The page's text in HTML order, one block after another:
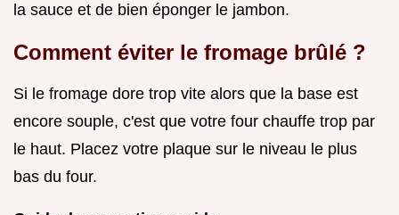
la sauce et de bien éponger le jambon.
Comment éviter le fromage brûlé ?
Si le fromage dore trop vite alors que la base est
encore souple, c'est que votre four chauffe trop par
le haut. Placez votre plaque sur le niveau le plus
bas du four.